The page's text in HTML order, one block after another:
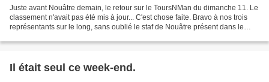
Juste avant Nouâtre demain, le retour sur le ToursNMan du dimanche 11. Le
classement n'avait pas été mis à jour... C'est chose faite. Bravo à nos trois
représentants sur le long, sans oublié le staf de Nouâtre présent dans le
Il était seul ce week-end.